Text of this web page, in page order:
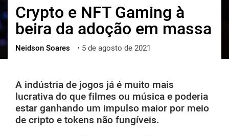
العربية
ไทย
ქართული
vietnamese
Crypto e NFT Gaming à
beira da adoção em massa
Neidson Soares • 5 de agosto de 2021
A indústria de jogos já é muito mais
lucrativa do que filmes ou música e poderia
estar ganhando um impulso maior por meio
de cripto e tokens não fungíveis.